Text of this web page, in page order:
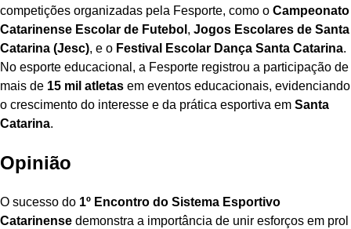
competições organizadas pela Fesporte, como o Campeonato
Catarinense Escolar de Futebol , Jogos Escolares de Santa
Catarina (Jesc), e o Festival Escolar Dança Santa Catarina.
No esporte educacional, a Fesporte registrou a participação de
mais de 15 mil atletas em eventos educacionais, evidenciando
o crescimento do interesse e da prática esportiva em Santa
Catarina.
Opinião
O sucesso do 1º Encontro do Sistema Esportivo
Catarinense demonstra a importância de unir esforços em prol